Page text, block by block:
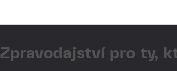
Zpravodajství pro ty,